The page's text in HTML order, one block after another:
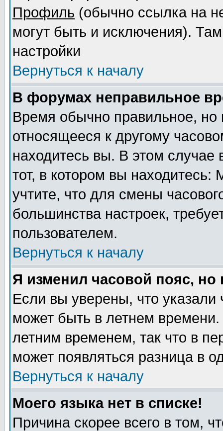
Профиль (обычно ссылка на
могут быть и исключения).
настройки
Вернуться к началу
В форумах неправильное
Время обычно правильное,
относящееся к другому
находитесь вы. В этом
тот, в котором вы
учтите, что для смены
большинства настроек,
пользователем.
Вернуться к началу
Я изменил часовой пояс,
Если вы уверены, что указали
может быть в летнем
летним временем, так что в
может появляться разница в
Вернуться к началу
Моего языка нет в списке!
Причина скорее всего в том,